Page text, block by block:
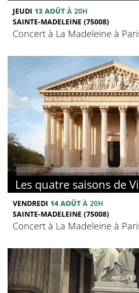
JEUDI 13 AOÛT À 20H
SAINTE-MADELEINE (75008)
Concert à La Madeleine à
Les quatre saisons de
VENDREDI 14 AOÛT À 20H
SAINTE-MADELEINE (75008)
Concert à La Madeleine à